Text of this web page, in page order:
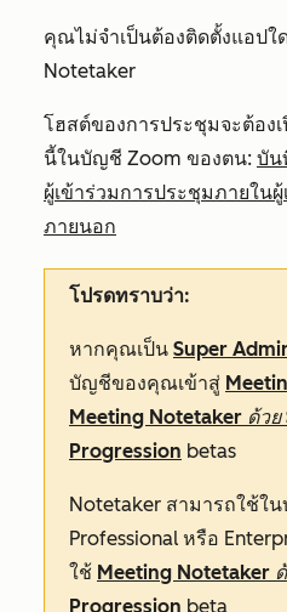
คุณไม่จำเป็นต้องติดตั้งแอปใ
Notetaker
โฮสต์ของการประชุมจะต้อง
นี้ในบัญชี Zoom ของตน: บัน
ผู้เข้าร่วมการประชุมภายใน
ภายนอก
โปรดทราบว่า:
หากคุณเป็น Super
บัญชีของคุณเข้าสู่
Meeting Notetaker ด้วย
Progression betas
Notetaker สามารถใช้ใ
Professional หรือ
ใช้ Meeting Notetaker
Progression beta